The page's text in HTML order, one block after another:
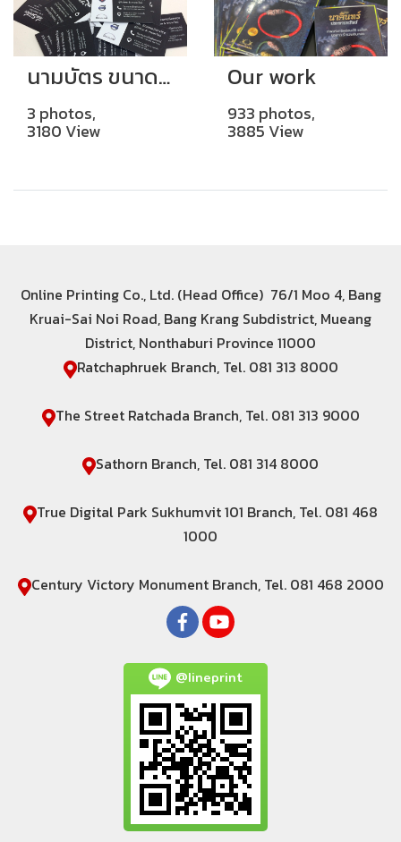
นามบัตร ขนาด 9 x 5.5 cm พิมพ์สี่สีหน้าหลัง
3 photos,
3180 View
Our work
933 photos,
3885 View
Online Printing Co., Ltd. (Head Office) 76/1 Moo 4, Bang
Kruai-Sai Noi Road, Bang Krang Subdistrict, Mueang
District, Nonthaburi Province 11000
Ratchaphruek Branch, Tel. 081 313 8000
The Street Ratchada Branch, Tel. 081 313 9000
Sathorn Branch, Tel. 081 314 8000
True Digital Park Sukhumvit 101 Branch, Tel. 081 468
1000
Century Victory Monument Branch, Tel. 081 468 2000
@lineprint